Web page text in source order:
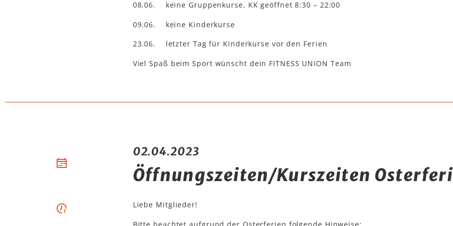
08.06. keine Gruppenkurse, KK geöffnet 8:30 – 22:00
09.06. keine Kinderkurse
23.06. letzter Tag für Kinderkurse vor den Ferien
Viel Spaß beim Sport wünscht dein FITNESS UNION Team
02.04.2023
Öffnungszeiten/Kurszeiten
Liebe Mitglieder!
Bitte beachtet aufgrund der Osterferien folgende Hinweise: